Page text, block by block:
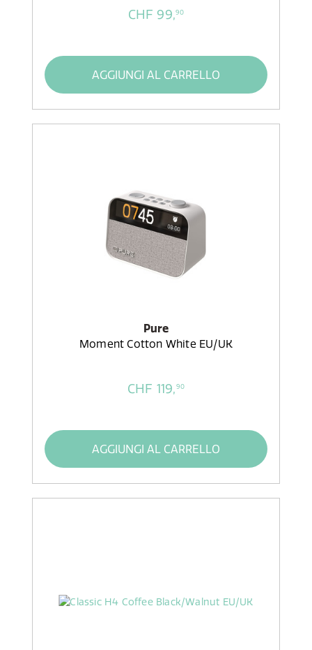
CHF 99,90
AGGIUNGI AL CARRELLO
Pure
Moment Cotton White EU/UK
CHF 119,90
AGGIUNGI AL CARRELLO